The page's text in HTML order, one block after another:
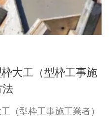
大工（型枠工事施
（型枠工事施工業者）